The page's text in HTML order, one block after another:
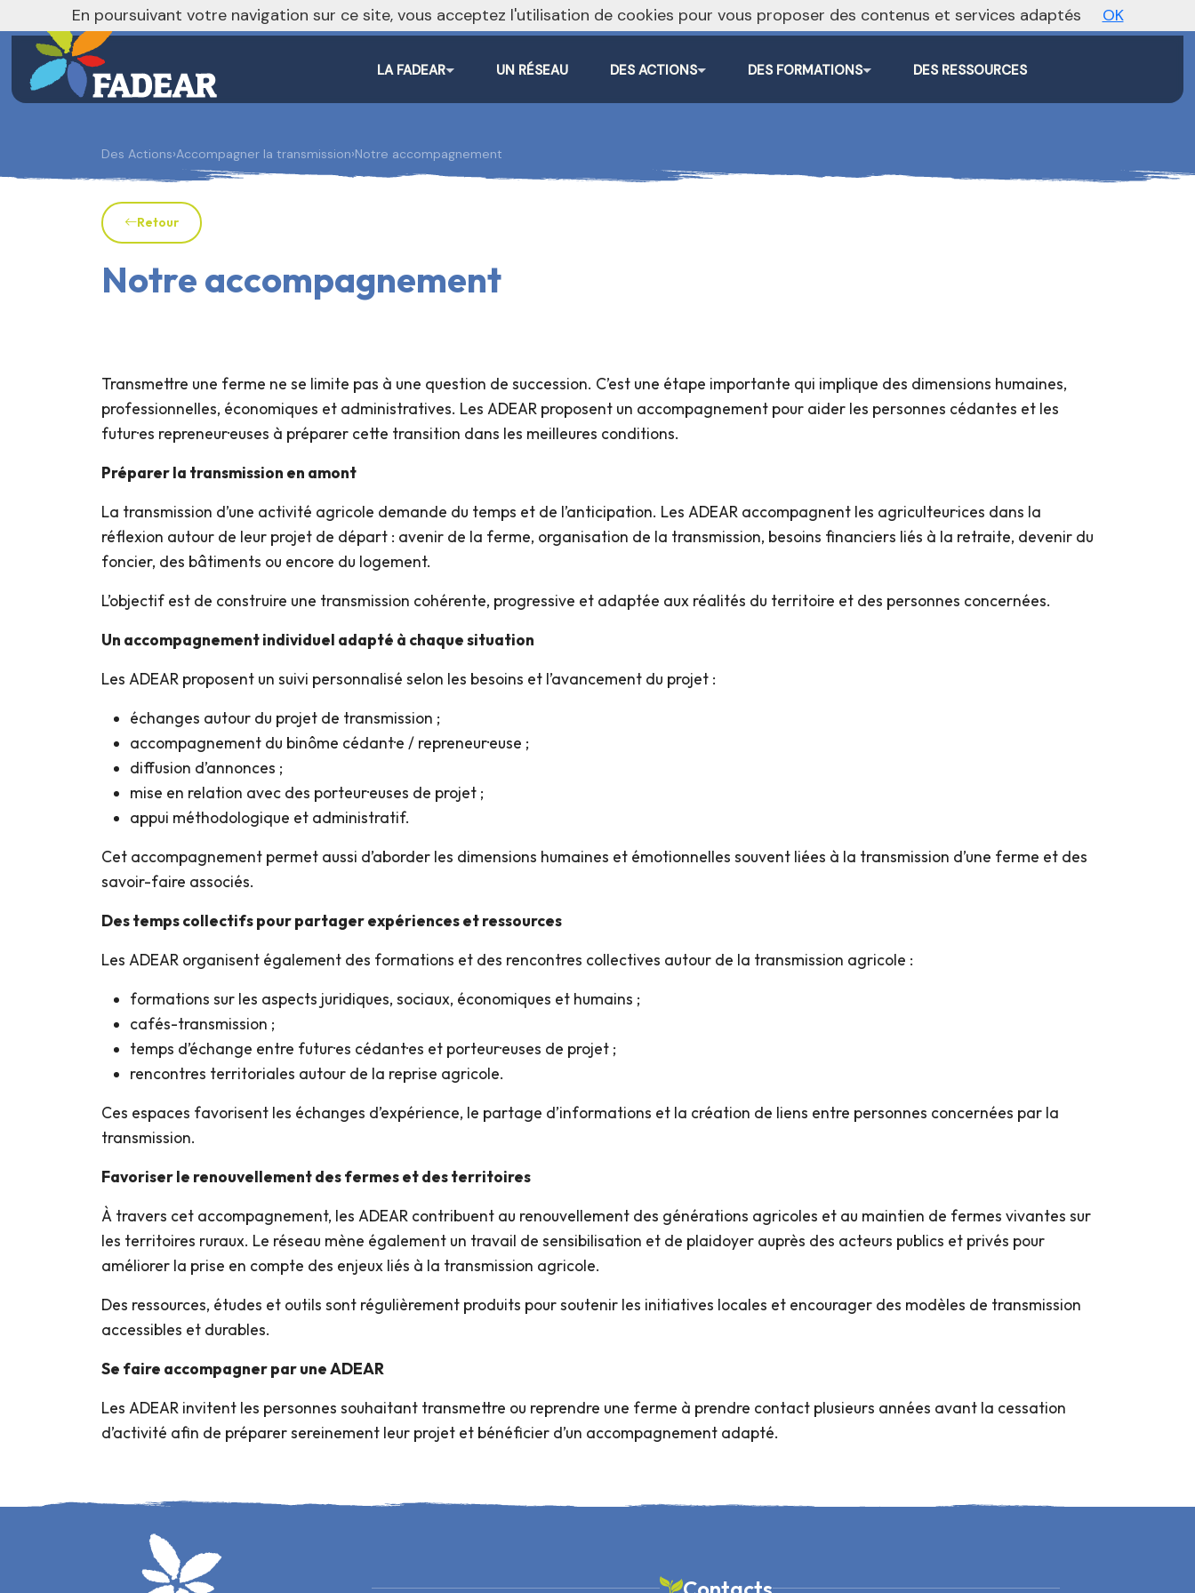
AgendaAnnoncesActualités
LA FADEAR UN RÉSEAU DES ACTIONS DES FORMATIONS DES RESSOURCES
nivo_2026: 1
Des Actions›Accompagner la transmission›Notre accompagnement
Retour
Notre accompagnement
Transmettre une ferme ne se limite pas à une question de succession. C’est une étape importante qui implique des dimensions humaines,
professionnelles, économiques et administratives. Les ADEAR proposent un accompagnement pour aider les personnes cédantes et les
futur·es repreneur·euses à préparer cette transition dans les meilleures conditions.
Préparer la transmission en amont
La transmission d’une activité agricole demande du temps et de l’anticipation. Les ADEAR accompagnent les agriculteur·ices dans la
réflexion autour de leur projet de départ : avenir de la ferme, organisation de la transmission, besoins financiers liés à la retraite, devenir du
foncier, des bâtiments ou encore du logement.
L’objectif est de construire une transmission cohérente, progressive et adaptée aux réalités du territoire et des personnes concernées.
Un accompagnement individuel adapté à chaque situation
Les ADEAR proposent un suivi personnalisé selon les besoins et l’avancement du projet :
échanges autour du projet de transmission ;
accompagnement du binôme cédant·e / repreneur·euse ;
diffusion d’annonces ;
mise en relation avec des porteur·euses de projet ;
appui méthodologique et administratif.
Cet accompagnement permet aussi d’aborder les dimensions humaines et émotionnelles souvent liées à la transmission d’une ferme et des
savoir-faire associés.
Des temps collectifs pour partager expériences et ressources
Les ADEAR organisent également des formations et des rencontres collectives autour de la transmission agricole :
formations sur les aspects juridiques, sociaux, économiques et humains ;
cafés-transmission ;
temps d’échange entre futur·es cédant·es et porteur·euses de projet ;
rencontres territoriales autour de la reprise agricole.
Ces espaces favorisent les échanges d’expérience, le partage d’informations et la création de liens entre personnes concernées par la
transmission.
Favoriser le renouvellement des fermes et des territoires
À travers cet accompagnement, les ADEAR contribuent au renouvellement des générations agricoles et au maintien de fermes vivantes sur
les territoires ruraux. Le réseau mène également un travail de sensibilisation et de plaidoyer auprès des acteurs publics et privés pour
améliorer la prise en compte des enjeux liés à la transmission agricole.
Des ressources, études et outils sont régulièrement produits pour soutenir les initiatives locales et encourager des modèles de transmission
accessibles et durables.
Se faire accompagner par une ADEAR
Les ADEAR invitent les personnes souhaitant transmettre ou reprendre une ferme à prendre contact plusieurs années avant la cessation
d’activité afin de préparer sereinement leur projet et bénéficier d’un accompagnement adapté.
En poursuivant votre navigation sur ce site, vous acceptez l'utilisation de cookies pour vous proposer des contenus et services adaptés OK